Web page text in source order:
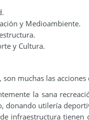
y Medioambiente.
y Cultura.
muchas las
la sana
donando utilería
infraestructura